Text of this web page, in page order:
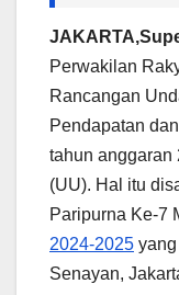
Perwakilan
Rancangan
Pendapatan
tahun anggaran
(UU). Hal itu
Paripurna Ke-7
2024-2025
Senayan,